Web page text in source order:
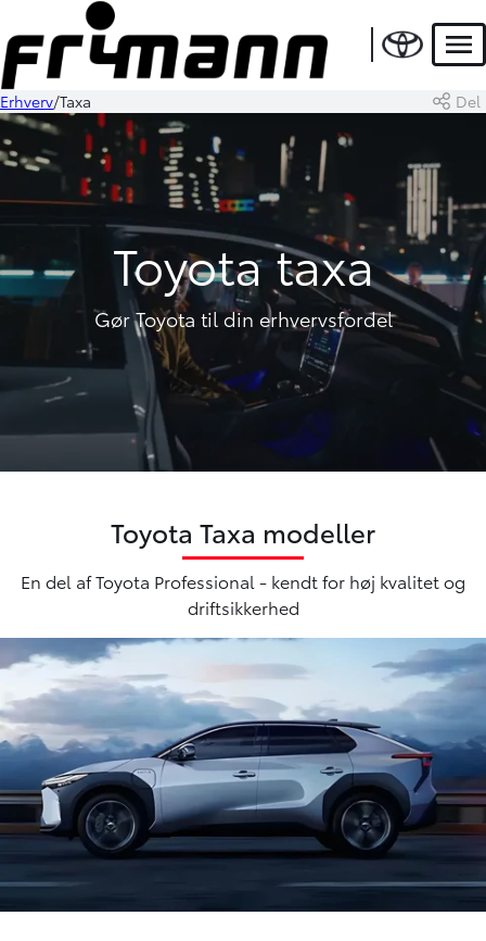
Erhverv Taxa Del
Toyota taxa
Gør Toyota til din erhvervsfordel
Toyota Taxa modeller
En del af Toyota Professional - kendt for høj kvalitet og
driftsikkerhed